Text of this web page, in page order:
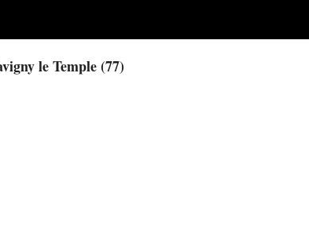
le Temple (77)